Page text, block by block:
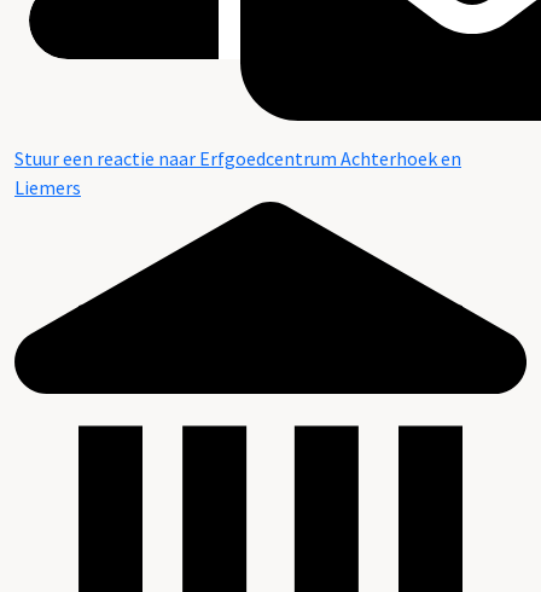
Stuur een reactie naar Erfgoedcentrum Achterhoek en
Liemers